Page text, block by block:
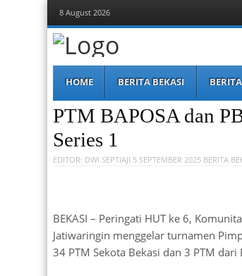
8 August 2026
Berita Bekasi
Mudah Melihat Bekasi
Menu
content
HOME BERITA BEKASI
PTM BAPOSA dan
Series 1
EDITOR: DWI SEPTIAJI 5 SEPTEMBER 2025 BERITA
BEKASI – Peringati HUT ke 6,
Jatiwaringin menggelar turnamen
34 PTM Sekota Bekasi dan 3 PTM dari